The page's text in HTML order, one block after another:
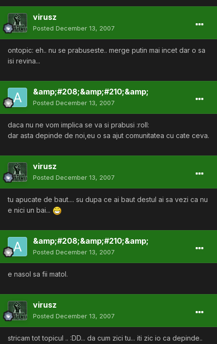
virusz
Posted December 13, 2007
ontopic: eh.. nu se prabuseste.. merge putin mai incet dar o sa
isi revina...
&amp;#208;&amp;#210;&amp;
Posted December 13, 2007
daca nu ne vom implica se va si prabusi :roll:
dar asta depinde de noi,eu o sa ajut comunitatea cu cate ceva.
virusz
Posted December 13, 2007
tu apucate de baut.... su dupa ce ai baut destul ai sa vezi ca nu
e nici un bai...
&amp;#208;&amp;#210;&amp;
Posted December 13, 2007
e nasol sa fii matol.
virusz
Posted December 13, 2007
stricam tot topicul .. :DD... da cum zici tu... iti zic io ca depinde..